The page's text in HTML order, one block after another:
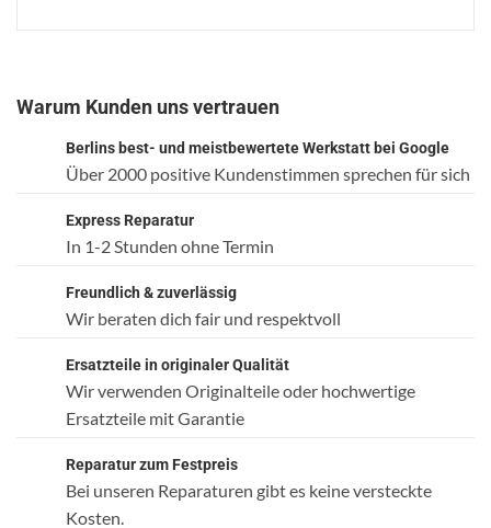
Warum Kunden uns vertrauen
Berlins best- und meistbewertete Werkstatt bei Google
Über 2000 positive Kundenstimmen sprechen für sich
Express Reparatur
In 1-2 Stunden ohne Termin
Freundlich & zuverlässig
Wir beraten dich fair und respektvoll
Ersatzteile in originaler Qualität
Wir verwenden Originalteile oder hochwertige
Ersatzteile mit Garantie
Reparatur zum Festpreis
Bei unseren Reparaturen gibt es keine versteckte
Kosten.